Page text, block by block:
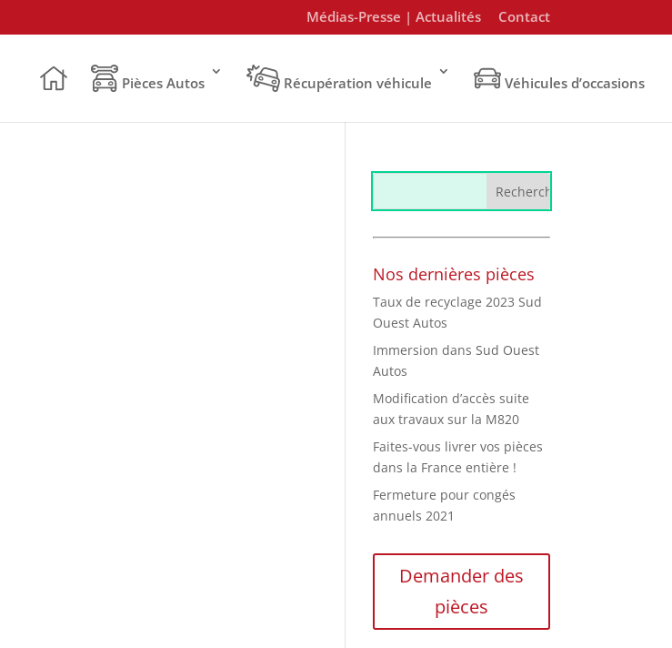
Médias-Presse | Actualités Contact
Pièces Autos Récupération véhicule Véhicules d’occasions
Nos dernières pièces
Taux de recyclage 2023 Sud
Ouest Autos
Immersion dans Sud Ouest
Autos
Modification d’accès suite
aux travaux sur la M820
Faites-vous livrer vos pièces
dans la France entière !
Fermeture pour congés
annuels 2021
Demander des
pièces